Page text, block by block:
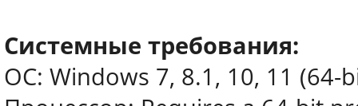
Системные требования:
ОС: Windows 7, 8.1, 10, 11 (64-